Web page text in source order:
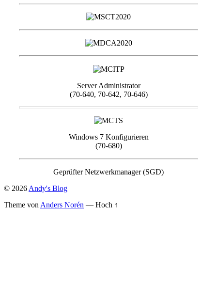
Server Administrator
(70-640, 70-642, 70-646)
Windows 7 Konfigurieren
(70-680)
Geprüfter Netzwerkmanager (SGD)
© 2026 Andy's Blog
Theme von Anders Norén — Hoch ↑